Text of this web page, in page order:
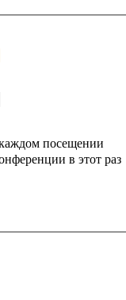
посещении
в этот раз